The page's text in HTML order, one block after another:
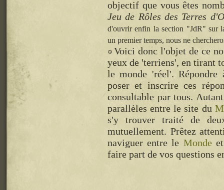
objectif que vous êtes
Jeu de Rôles des Terres
d'ouvrir enfin la section "JdR" sur
un premier temps, nous ne
Voici donc l'objet de ce
yeux de 'terriens', en tirant
le monde 'réel'. Répondre
poser et inscrire ces
consultable par tous.
parallèles entre le site du
s'y trouver traité de
mutuellement. Prêtez
naviguer entre le Monde
faire part de vos questions